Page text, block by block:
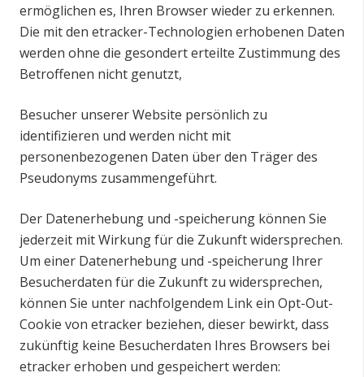
ermöglichen es, Ihren Browser wieder zu erkennen.
Die mit den etracker-Technologien erhobenen Daten
werden ohne die gesondert erteilte Zustimmung des
Betroffenen nicht genutzt,
Besucher unserer Website persönlich zu
identifizieren und werden nicht mit
personenbezogenen Daten über den Träger des
Pseudonyms zusammengeführt.
Der Datenerhebung und -speicherung können Sie
jederzeit mit Wirkung für die Zukunft widersprechen.
Um einer Datenerhebung und -speicherung Ihrer
Besucherdaten für die Zukunft zu widersprechen,
können Sie unter nachfolgendem Link ein Opt-Out-
Cookie von etracker beziehen, dieser bewirkt, dass
zukünftig keine Besucherdaten Ihres Browsers bei
etracker erhoben und gespeichert werden: